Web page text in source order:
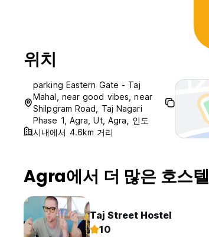
위치
parking Eastern Gate - Taj
Mahal, near good vibes, near
Shilpgram Road, Taj Nagari
Phase 1, Agra, Ut, Agra, 인도
시내에서 4.6km 거리
Agra에서 더 많은 호스텔
Taj Street Hostel
10